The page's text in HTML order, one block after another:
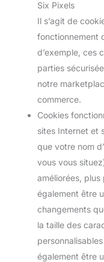
Six Pixels
Il s’agit de
fonctionnement
d’exemple, ces
parties
notre
commerce.
Cookies
sites Internet et
que votre nom
vous vous
améliorées, plus
également être
changements
la taille des
également être